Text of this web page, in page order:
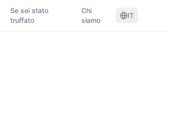
Se sei stato
truffato
Chi
siamo
IT